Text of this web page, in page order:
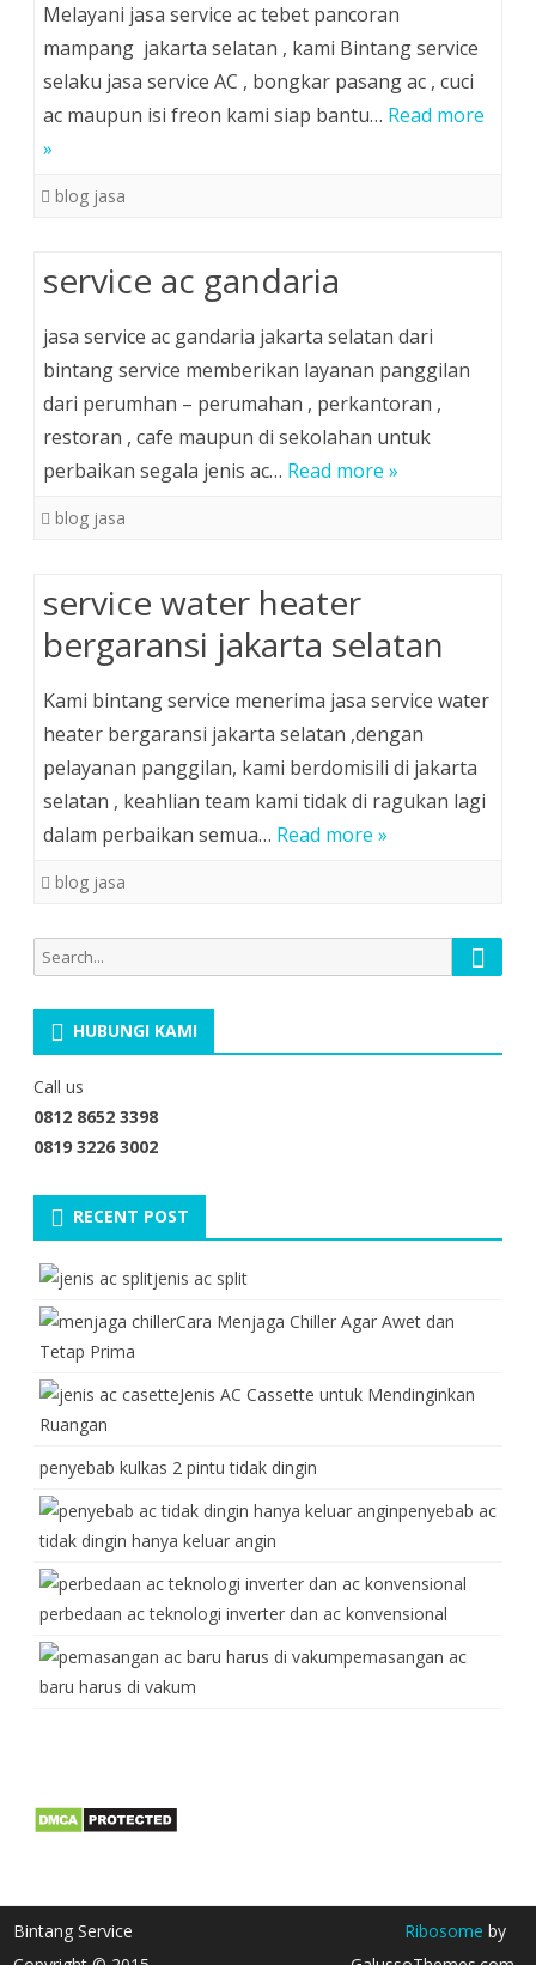
Melayani jasa service ac tebet pancoran
mampang jakarta selatan , kami Bintang service
selaku jasa service AC , bongkar pasang ac , cuci
ac maupun isi freon kami siap bantu… Read more
»
blog jasa
service ac gandaria
jasa service ac gandaria jakarta selatan dari
bintang service memberikan layanan panggilan
dari perumhan – perumahan , perkantoran ,
restoran , cafe maupun di sekolahan untuk
perbaikan segala jenis ac… Read more »
blog jasa
service water heater
bergaransi jakarta selatan
Kami bintang service menerima jasa service water
heater bergaransi jakarta selatan ,dengan
pelayanan panggilan, kami berdomisili di jakarta
selatan , keahlian team kami tidak di ragukan lagi
dalam perbaikan semua… Read more »
blog jasa
Search
for:
Search
HUBUNGI KAMI
Call us
0812 8652 3398
0819 3226 3002
RECENT POST
jenis ac split
Cara Menjaga Chiller Agar Awet dan
Tetap Prima
Jenis AC Cassette untuk Mendinginkan
Ruangan
penyebab kulkas 2 pintu tidak dingin
penyebab ac
tidak dingin hanya keluar angin
perbedaan ac teknologi inverter dan ac konvensional
pemasangan ac
baru harus di vakum
Bintang Service
Ribosome by